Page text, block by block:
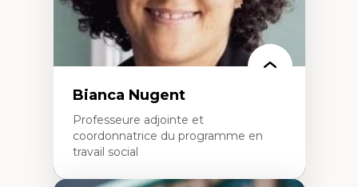
Bianca Nugent
Professeure adjointe et
coordonnatrice du programme en
travail social